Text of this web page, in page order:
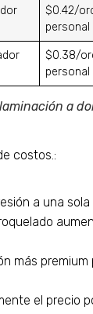
$0.42/
personal
$0.38/
personal
a
costos.:
a una sola
más
el precio